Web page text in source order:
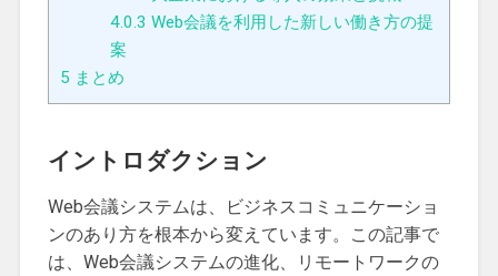
4.0.3 Web会議を利用した新しい働き方の提
案
5 まとめ
イントロダクション
Web会議システムは、ビジネスコミュニケーショ
ンのあり方を根本から変えています。この記事で
は、Web会議システムの進化、リモートワークの